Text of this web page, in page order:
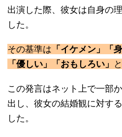
出演した際、彼女は自身の
した。
その基準は 「イケメン」「
「優しい」「おもしろい」
この発言はネット上で一部
出し、彼女の結婚観に対す
した。